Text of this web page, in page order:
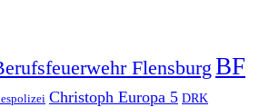
Flensburg BF
Christoph Europa 5 DRK